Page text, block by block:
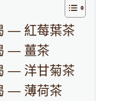
— 紅莓葉茶
— 薑茶
— 洋甘菊茶
— 薄荷茶